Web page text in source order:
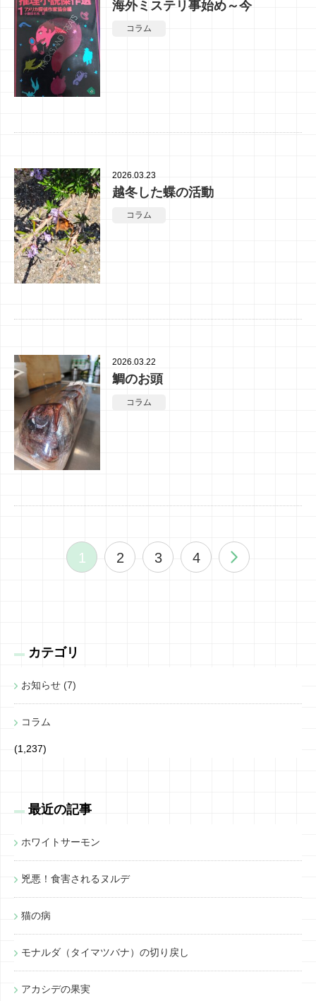
海外ミステリ事始め～今
コラム
2026.03.23
越冬した蝶の活動
コラム
2026.03.22
鯛のお頭
コラム
1 2 3 4
カテゴリ
お知らせ (7)
コラム
(1,237)
最近の記事
ホワイトサーモン
兇悪！食害されるヌルデ
猫の病
モナルダ（タイマツバナ）の切り戻し
アカシデの果実